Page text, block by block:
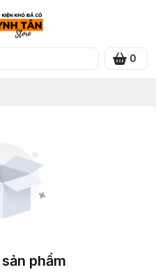
0
phẩm